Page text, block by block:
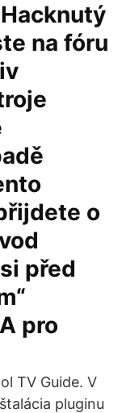
na fóru
o
před
pro
TV Guide. V
pluginu